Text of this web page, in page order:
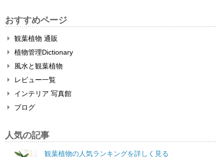
おすすめページ
観葉植物 通販
植物管理Dictionary
風水と観葉植物
レビュー一覧
インテリア 写真館
ブログ
人気の記事
観葉植物の人気ランキングを詳しく見る